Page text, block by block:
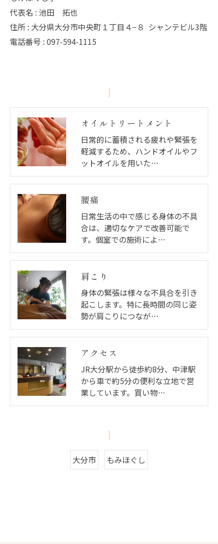
代表名 : 池田 拓也
住所 : 大分県大分市中央町１丁目４−８ シャンテビル3階
電話番号 : 097-594-1115
オイルトリートメント
日常的に蓄積される疲れや緊張を
軽減するため、ハンドオイルやフ
ットオイルを用いた…
腰痛
日常生活の中で感じる身体の不具
合は、適切なケアで改善可能で
す。個室での施術によ…
肩こり
身体の緊張は様々な不具合を引き
起こします。特に長時間の同じ姿
勢が肩こりにつなが…
アクセス
JR大分駅から徒歩約8分、中津駅
から車で約5分の便利な立地で営
業しています。買い物…
大分市 もみほぐし